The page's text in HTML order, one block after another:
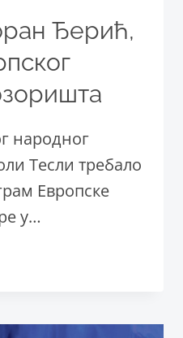
Ђерић,
народног
Тесли требало
Европске
у…